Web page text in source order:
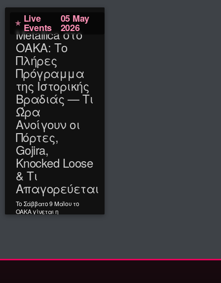
Live
Events
05 May
2026
Metallica στο
ΟΑΚΑ: Το
Πλήρες
Πρόγραμμα
της Ιστορικής
Βραδιάς — Τι
Ώρα
Ανοίγουν οι
Πόρτες,
Gojira,
Knocked Loose
& Τι
Απαγορεύεται
Το Σάββατο 9 Μαΐου το
ΟΑΚΑ γίνεται η